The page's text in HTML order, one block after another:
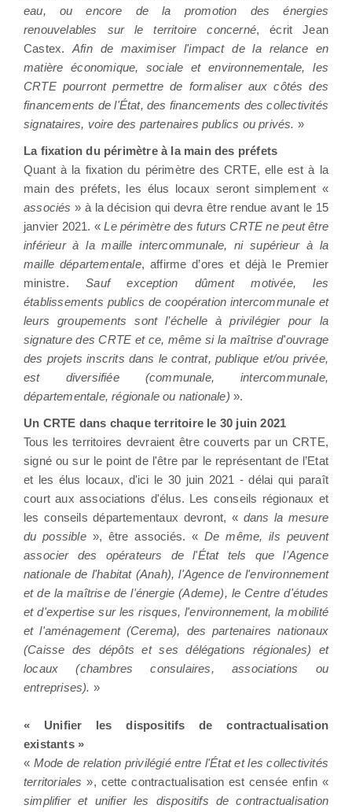
eau, ou encore de la promotion des énergies
renouvelables sur le territoire concerné, écrit Jean
Castex.Afin de maximiser l'impact de la relance en
matière économique, sociale et environnementale, les
CRTE pourront permettre de formaliser aux côtés des
financements de l'État, des financements des collectivités
signataires, voire des partenaires publics ou privés. »
La fixation du périmètre à la main des préfets
Quant à la fixation du périmètre des CRTE, elle est à la
main des préfets, les élus locaux seront simplement «
associés» à la décision qui devra être rendue avant le 15
janvier 2021. «Le périmètre des futurs CRTE ne peut être
inférieur à la maille intercommunale, ni supérieur à la
maille départementale, affirme d’ores et déjà le Premier
ministre. Sauf exception dûment motivée, les
établissements publics de coopération intercommunale et
leurs groupements sont l’échelle à privilégier pour la
signature des CRTE et ce, même si la maîtrise d'ouvrage
des projets inscrits dans le contrat, publique et/ou privée,
est diversifiée (communale, intercommunale,
départementale, régionale ou nationale) ».
Un CRTE dans chaque territoire le 30 juin 2021
Tous les territoires devraient être couverts par un CRTE,
signé ou sur le point de l'être par le représentant de l’Etat
et les élus locaux, d'ici le 30 juin 2021 - délai qui paraît
court aux associations d'élus. Les conseils régionaux et
les conseils départementaux devront, « dans la mesure
du possible», être associés. «De même, ils peuvent
associer des opérateurs de l'État tels que l'Agence
nationale de l'habitat (Anah), l'Agence de l'environnement
et de la maîtrise de l'énergie (Ademe), le Centre d'études
et d'expertise sur les risques, l'environnement, la mobilité
et l'aménagement (Cerema), des partenaires nationaux
(Caisse des dépôts et ses délégations régionales) et
locaux (chambres consulaires, associations ou
entreprises). »
« Unifier les dispositifs de contractualisation
existants »
« Mode de relation privilégié entre l'État et les collectivités
territoriales », cette contractualisation est censée enfin «
simplifier et unifier les dispositifs de contractualisation